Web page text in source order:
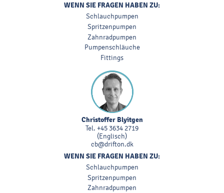
WENN SIE FRAGEN HABEN ZU:
Schlauchpumpen
Spritzenpumpen
Zahnradpumpen
Pumpenschläuche
Fittings
Christoffer Blyitgen
Tel. +45 3634 2719
(Englisch)
cb@drifton.dk
WENN SIE FRAGEN HABEN ZU:
Schlauchpumpen
Spritzenpumpen
Zahnradpumpen